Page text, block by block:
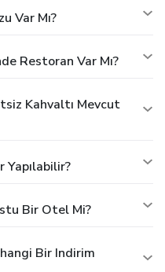
Var Mı?
Restoran Var Mı?
Kahvaltı Mevcut
Bir Otel Mi?
Bir Indirim